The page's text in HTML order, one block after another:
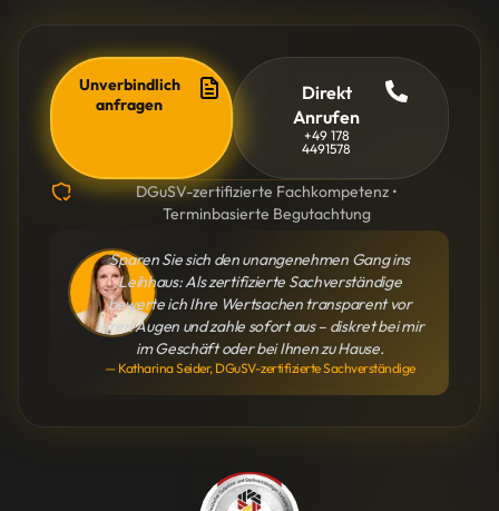
Unverbindlich
anfragen
Direkt
Anrufen
+49 178
4491578
DGuSV-zertifizierte Fachkompetenz •
Terminbasierte Begutachtung
Sparen Sie sich den unangenehmen Gang ins
Leihhaus: Als zertifizierte Sachverständige
bewerte ich Ihre Wertsachen transparent vor
Ihren Augen und zahle sofort aus – diskret bei mir
im Geschäft oder bei Ihnen zu Hause.
— Katharina Seider, DGuSV-zertifizierte Sachverständige